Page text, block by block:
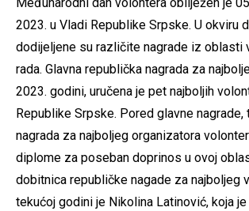
Međunarodni dan volontera obilježen je
2023. u Vladi Republike Srpske. U okviru
dodijeljene su različite nagrade iz oblasti
rada. Glavna republička nagrada za
2023. godini, uručena je pet najboljih
Republike Srpske. Pored glavne
nagrada za najboljeg organizatora
diplome za poseban doprinos u ovoj
dobitnica republičke nagade za najboljeg
tekućoj godini je Nikolina Latinović, koja